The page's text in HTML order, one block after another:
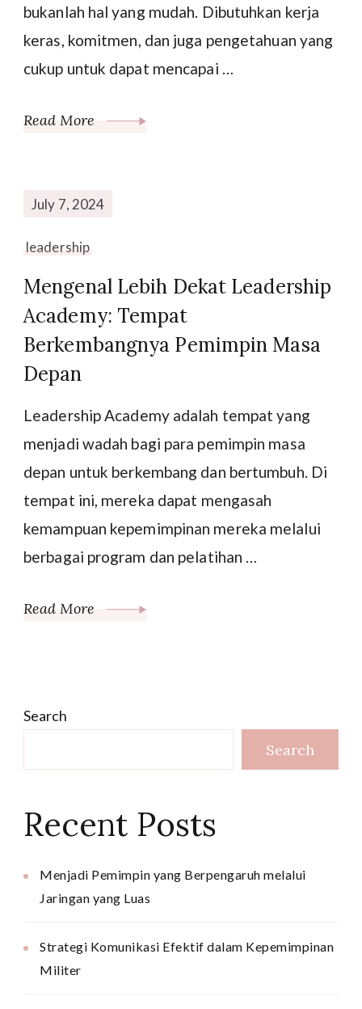
bukanlah hal yang mudah. Dibutuhkan kerja
keras, komitmen, dan juga pengetahuan yang
cukup untuk dapat mencapai …
Read More
July 7, 2024
leadership
Mengenal Lebih Dekat Leadership
Academy: Tempat
Berkembangnya Pemimpin Masa
Depan
Leadership Academy adalah tempat yang
menjadi wadah bagi para pemimpin masa
depan untuk berkembang dan bertumbuh. Di
tempat ini, mereka dapat mengasah
kemampuan kepemimpinan mereka melalui
berbagai program dan pelatihan …
Read More
Search
Search
Recent Posts
Menjadi Pemimpin yang Berpengaruh melalui
Jaringan yang Luas
Strategi Komunikasi Efektif dalam Kepemimpinan
Militer